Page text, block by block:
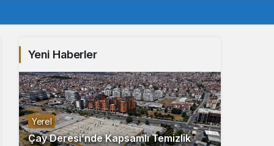
Yeni Haberler
Yerel
Çay Deresi’nde Kapsamlı Temizlik